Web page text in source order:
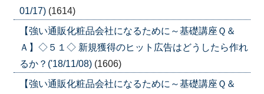
01/17) (1614)
【強い通販化粧品会社になるために～基礎講座Ｑ＆
Ａ】◇５１◇ 新規獲得のヒット広告はどうしたら作れ
るか？('18/11/08) (1606)
【強い通販化粧品会社になるために～基礎講座Ｑ＆